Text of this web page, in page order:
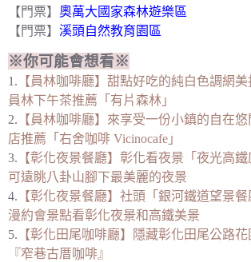
【門票】 奧萬大國家森林遊樂區
【門票】 溪頭自然教育園區
※你可能會想看※
1. 【員林咖啡廳】甜點好吃的純白色調網美
員林下午茶推薦「有片森林」
2. 【員林咖啡廳】來享受一份小鎮的自在
店推薦「右舍咖啡 Vicinocafe」
3. 【彰化夜景餐廳】彰化看夜景「夜光高
可遠眺八卦山腳下最美麗的夜景
4. 【彰化夜景餐廳】社頭「銀河鐵道望景
漫約會景點看彰化夜景和高鐵美景
5. 【彰化田尾咖啡廳】隱藏彰化田尾公路
『窄巷古厝咖啡』